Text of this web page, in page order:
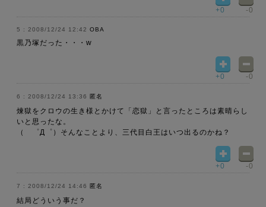
+0 -0
2008/12/24 12:42 OBA
黒乃塚だった・・・w
+0 -0
2008/12/24 13:36 匿名
煉獄をクロウの生き様とかけて「恋獄」と言ったところは素晴らし
いと思ったな。
（ ゜Д゜）そんなことより、三代目白王はいつ出るのかね？
+0 -0
2008/12/24 14:46 匿名
結局どういう事だ？